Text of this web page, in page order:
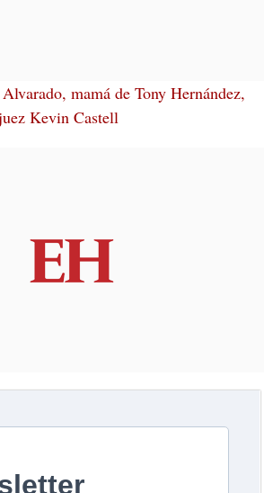
mamá de Tony Hernández,
Kevin Castell